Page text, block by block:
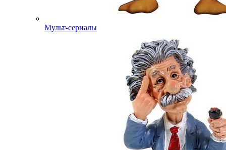
Мульт-сериалы